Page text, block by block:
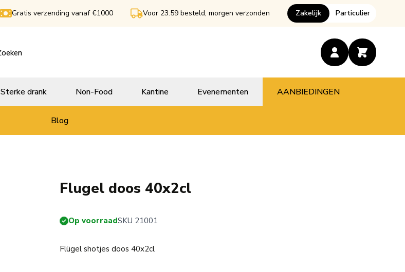
Gratis verzending vanaf €1000 Voor 23.59 besteld, morgen verzonden Zakelijk Particulier
Sterke drank Non-Food Kantine Evenementen AANBIEDINGEN
Blog
Flugel doos 40x2cl
Op voorraadSKU 21001
Flügel shotjes doos 40x2cl